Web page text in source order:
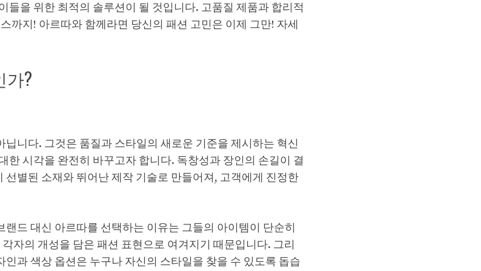
들을 위한 최적의 솔루션이 될 것입니다. 고품질 제품과 합리적
까지! 아르따와 함께라면 당신의 패션 고민은 이제 그만! 자세
가?
니다. 그것은 품질과 스타일의 새로운 기준을 제시하는 혁신
한 시각을 완전히 바꾸고자 합니다. 독창성과 장인의 손길이 결
선별된 소재와 뛰어난 제작 기술로 만들어져, 고객에게 진정한
드 대신 아르따를 선택하는 이유는 그들의 아이템이 단순히
각자의 개성을 담은 패션 표현으로 여겨지기 때문입니다. 그리
과 색상 옵션은 누구나 자신의 스타일을 찾을 수 있도록 돕습